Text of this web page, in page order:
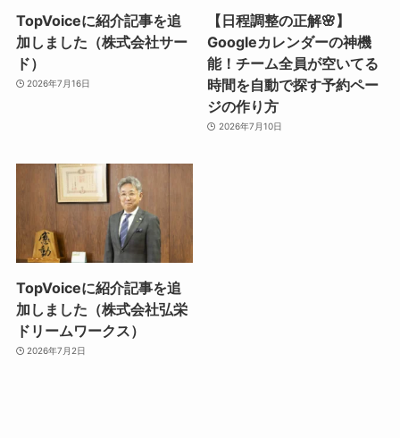
TopVoiceに紹介記事を追
加しました（株式会社サー
ド）
2026年7月16日
【日程調整の正解🌸】
Googleカレンダーの神機
能！チーム全員が空いてる
時間を自動で探す予約ペー
ジの作り方
2026年7月10日
TopVoiceに紹介記事を追
加しました（株式会社弘栄
ドリームワークス）
2026年7月2日